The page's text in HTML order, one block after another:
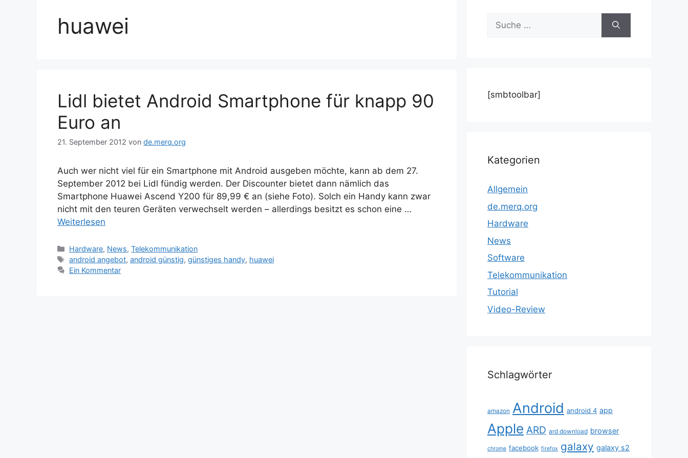
huawei
Lidl bietet Android Smartphone für knapp 90
Euro an
21. September 2012 von de.merq.org
Auch wer nicht viel für ein Smartphone mit Android ausgeben möchte, kann ab dem 27.
September 2012 bei Lidl fündig werden. Der Discounter bietet dann nämlich das
Smartphone Huawei Ascend Y200 für 89,99 € an (siehe Foto). Solch ein Handy kann zwar
nicht mit den teuren Geräten verwechselt werden – allerdings besitzt es schon eine …
Weiterlesen
Kategorien
Hardware, News,Telekommunikation
Schlagwörter
android angebot,android günstig,günstiges handy, huawei
Ein Kommentar
Suche
nach:
[smbtoolbar]
Kategorien
Allgemein
de.merq.org
Hardware
News
Software
Telekommunikation
Tutorial
Video-Review
Schlagwörter
amazon Android android 4 app
Apple ARD ard download browser
chrome facebook firefox galaxy galaxy s2